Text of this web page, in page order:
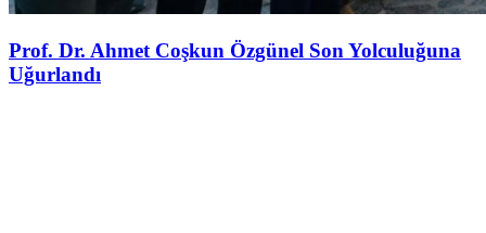
Prof. Dr. Ahmet Coşkun Özgünel Son Yolculuğuna
Uğurlandı